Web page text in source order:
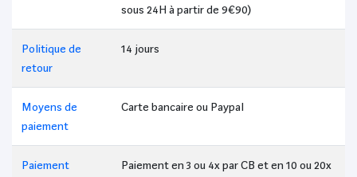
sous 24H à partir de 9€90)
Politique de
retour
14 jours
Moyens de
paiement
Carte bancaire ou Paypal
Paiement
Paiement en 3 ou 4x par CB et en 10 ou 20x